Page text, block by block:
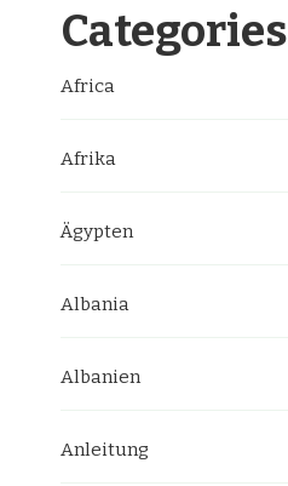
Categories
Africa
Afrika
Ägypten
Albania
Albanien
Anleitung